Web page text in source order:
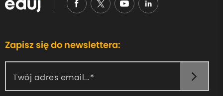
Zapisz się do newslettera:
Twój adres email...